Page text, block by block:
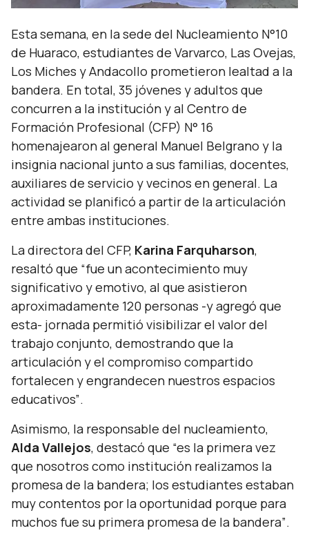
Esta semana, en la sede del Nucleamiento N°10
de Huaraco, estudiantes de Varvarco, Las Ovejas,
Los Miches y Andacollo prometieron lealtad a la
bandera. En total, 35 jóvenes y adultos que
concurren a la institución y al Centro de
Formación Profesional (CFP) N° 16
homenajearon al general Manuel Belgrano y la
insignia nacional junto a sus familias, docentes,
auxiliares de servicio y vecinos en general. La
actividad se planificó a partir de la articulación
entre ambas instituciones.
La directora del CFP, Karina Farquharson,
resaltó que “fue un acontecimiento muy
significativo y emotivo, al que asistieron
aproximadamente 120 personas -y agregó que
esta- jornada permitió visibilizar el valor del
trabajo conjunto, demostrando que la
articulación y el compromiso compartido
fortalecen y engrandecen nuestros espacios
educativos”.
Asimismo, la responsable del nucleamiento,
Alda Vallejos, destacó que “es la primera vez
que nosotros como institución realizamos la
promesa de la bandera; los estudiantes estaban
muy contentos por la oportunidad porque para
muchos fue su primera promesa de la bandera”.